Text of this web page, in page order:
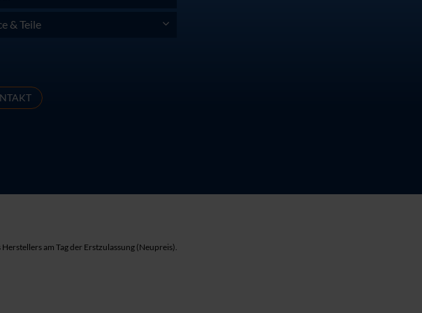
& Teile
am Tag der Erstzulassung (Neupreis).